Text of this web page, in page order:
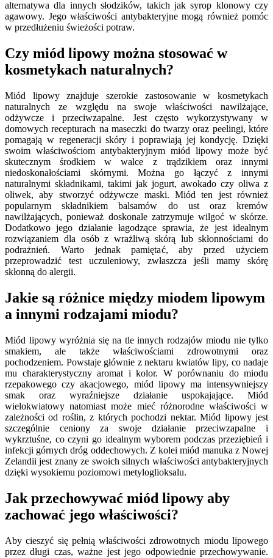
alternatywa dla innych słodzików, takich jak syrop klonowy czy
agawowy. Jego właściwości antybakteryjne mogą również pomóc
w przedłużeniu świeżości potraw.
Czy miód lipowy można stosować w
kosmetykach naturalnych?
Miód lipowy znajduje szerokie zastosowanie w kosmetykach
naturalnych ze względu na swoje właściwości nawilżające,
odżywcze i przeciwzapalne. Jest często wykorzystywany w
domowych recepturach na maseczki do twarzy oraz peelingi, które
pomagają w regeneracji skóry i poprawiają jej kondycję. Dzięki
swoim właściwościom antybakteryjnym miód lipowy może być
skutecznym środkiem w walce z trądzikiem oraz innymi
niedoskonałościami skórnymi. Można go łączyć z innymi
naturalnymi składnikami, takimi jak jogurt, awokado czy oliwa z
oliwek, aby stworzyć odżywcze maski. Miód ten jest również
popularnym składnikiem balsamów do ust oraz kremów
nawilżających, ponieważ doskonale zatrzymuje wilgoć w skórze.
Dodatkowo jego działanie łagodzące sprawia, że jest idealnym
rozwiązaniem dla osób z wrażliwą skórą lub skłonnościami do
podrażnień. Warto jednak pamiętać, aby przed użyciem
przeprowadzić test uczuleniowy, zwłaszcza jeśli mamy skórę
skłonną do alergii.
Jakie są różnice między miodem lipowym
a innymi rodzajami miodu?
Miód lipowy wyróżnia się na tle innych rodzajów miodu nie tylko
smakiem, ale także właściwościami zdrowotnymi oraz
pochodzeniem. Powstaje głównie z nektaru kwiatów lipy, co nadaje
mu charakterystyczny aromat i kolor. W porównaniu do miodu
rzepakowego czy akacjowego, miód lipowy ma intensywniejszy
smak oraz wyraźniejsze działanie uspokajające. Miód
wielokwiatowy natomiast może mieć różnorodne właściwości w
zależności od roślin, z których pochodzi nektar. Miód lipowy jest
szczególnie ceniony za swoje działanie przeciwzapalne i
wykrztuśne, co czyni go idealnym wyborem podczas przeziębień i
infekcji górnych dróg oddechowych. Z kolei miód manuka z Nowej
Zelandii jest znany ze swoich silnych właściwości antybakteryjnych
dzięki wysokiemu poziomowi metyloglioksalu.
Jak przechowywać miód lipowy aby
zachować jego właściwości?
Aby cieszyć się pełnią właściwości zdrowotnych miodu lipowego
przez długi czas, ważne jest jego odpowiednie przechowywanie.